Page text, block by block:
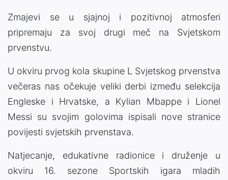
Zmajevi se u sjajnoj i pozitivnoj atmosferi
pripremaju za svoj drugi meč na Svjetskom
prvenstvu.
U okviru prvog kola skupine L Svjetskog prvenstva
večeras nas očekuje veliki derbi između selekcija
Engleske i Hrvatske, a Kylian Mbappe i Lionel
Messi su svojim golovima ispisali nove stranice
povijesti svjetskih prvenstava.
Natjecanje, edukativne radionice i druženje u
okviru 16. sezone Sportskih igara mladih